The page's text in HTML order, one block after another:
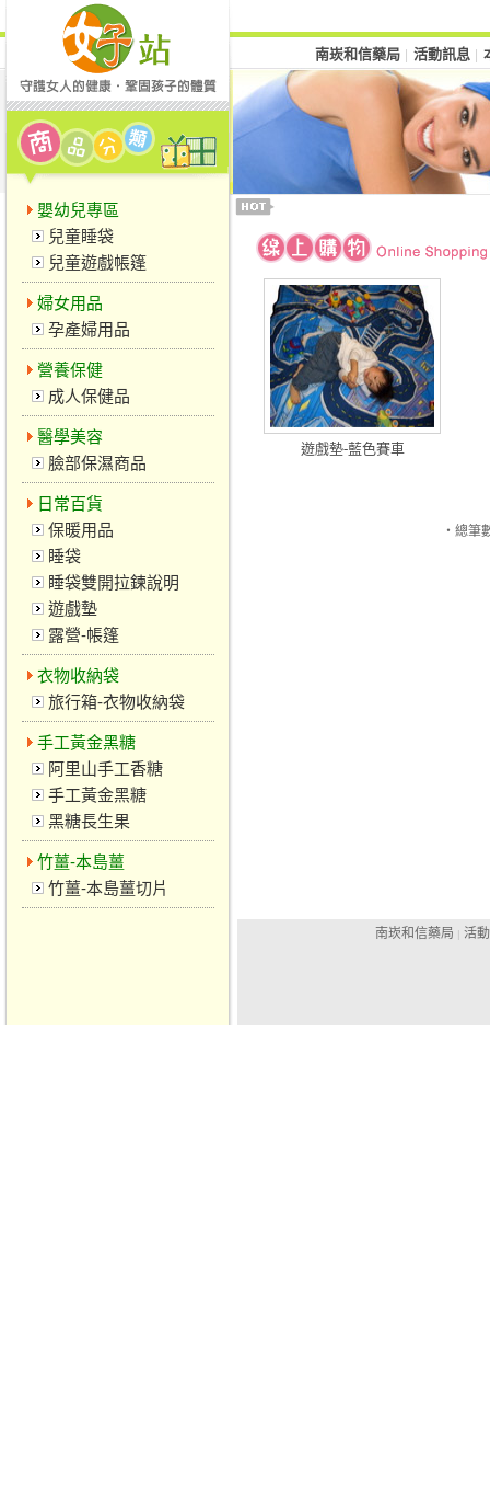
嬰幼兒專區
兒童睡袋
兒童遊戲帳篷
婦女用品
孕產婦用品
營養保健
成人保健品
醫學美容
臉部保濕商品
日常百貨
保暖用品
睡袋
睡袋雙開拉鍊說明
遊戲墊
露營-帳篷
衣物收納袋
旅行箱-衣物收納袋
手工黃金黑糖
阿里山手工香糖
手工黃金黑糖
黑糖長生果
竹薑-本島薑
竹薑-本島薑切片
南崁和信藥局 活動訊息
遊戲墊-藍色賽車
‧總筆
南崁和信藥局 | 活